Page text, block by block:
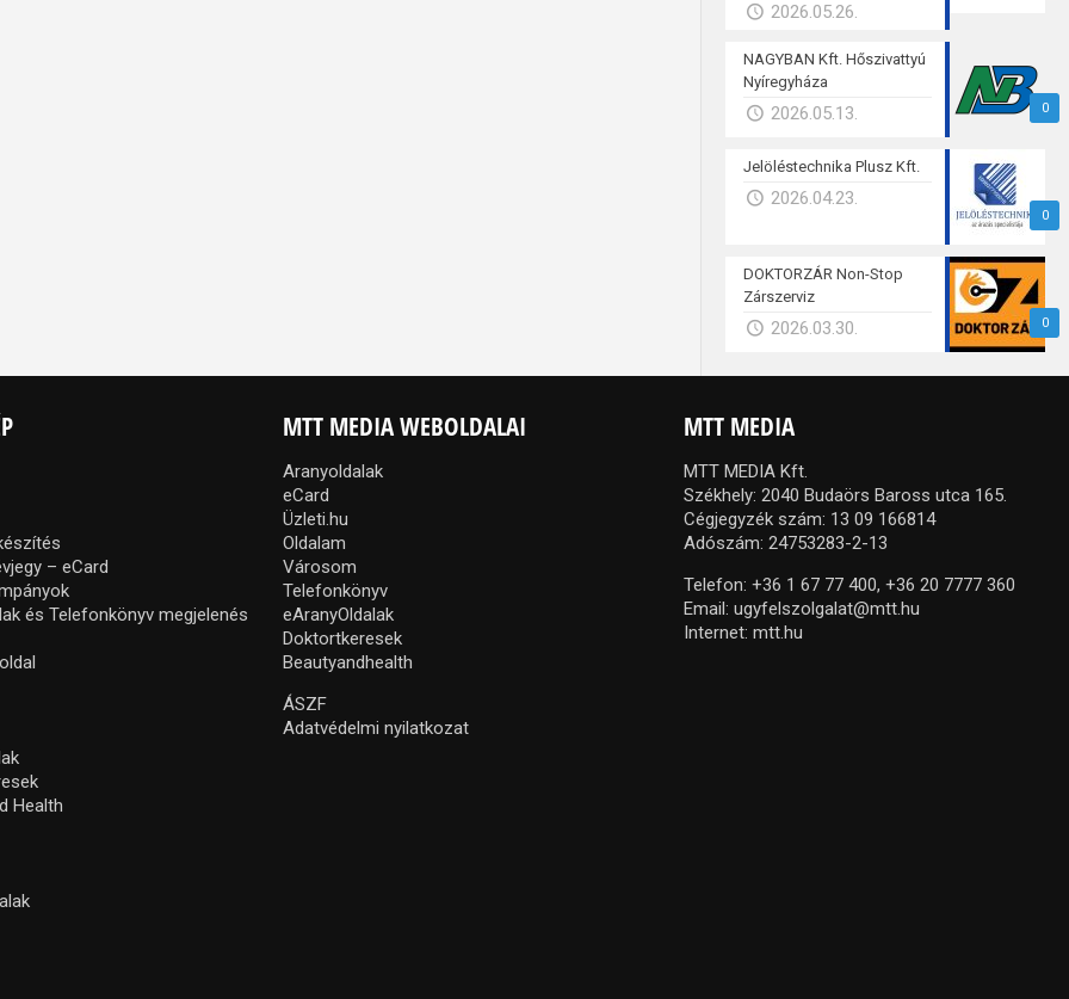
2026.05.26.
0
NAGYBAN Kft. Hőszivattyú
Nyíregyháza
2026.05.13.
0
Jelöléstechnika Plusz Kft.
2026.04.23.
0
DOKTORZÁR Non-Stop
Zárszerviz
2026.03.30.
– eCard
és Telefonkönyv megjelenés
Health
MTT MEDIA WEBOLDALAI
Aranyoldalak
eCard
Üzleti.hu
Oldalam
Városom
Telefonkönyv
eAranyOldalak
Doktortkeresek
Beautyandhealth
ÁSZF
Adatvédelmi nyilatkozat
MTT MEDIA
MTT MEDIA Kft.
Székhely: 2040 Budaörs Baross utca 165.
Cégjegyzék szám: 13 09 166814
Adószám: 24753283-2-13
Telefon:+36 1 67 77 400, +36 20 7777 360
Email:ugyfelszolgalat@mtt.hu
Internet:mtt.hu